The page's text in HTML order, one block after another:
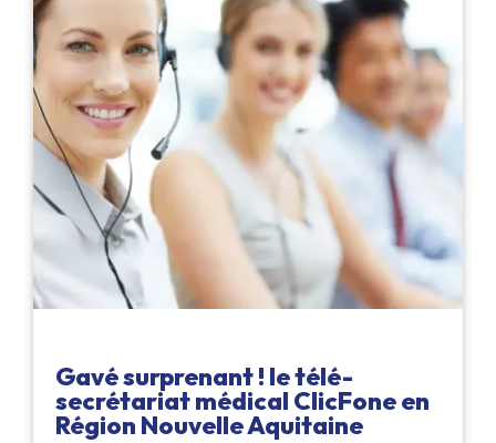
Gavé surprenant ! le télé-
secrétariat médical ClicFone en
Région Nouvelle Aquitaine